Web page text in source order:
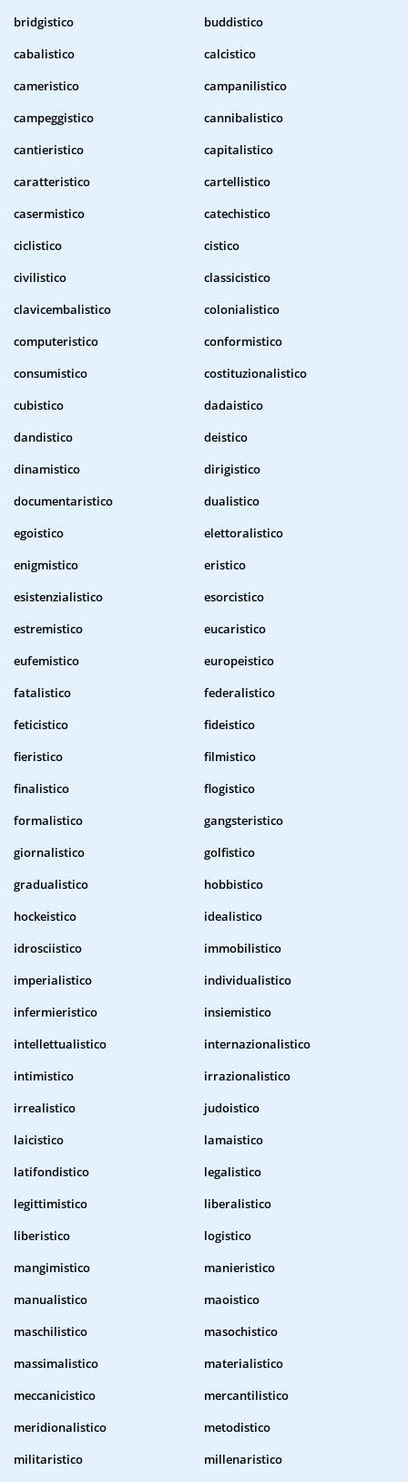
bridgistico
buddistico
cabalistico
calcistico
cameristico
campanilistico
campeggistico
cannibalistico
cantieristico
capitalistico
caratteristico
cartellistico
casermistico
catechistico
ciclistico
cistico
civilistico
classicistico
clavicembalistico
colonialistico
computeristico
conformistico
consumistico
costituzionalistico
cubistico
dadaistico
dandistico
deistico
dinamistico
dirigistico
documentaristico
dualistico
egoistico
elettoralistico
enigmistico
eristico
esistenzialistico
esorcistico
estremistico
eucaristico
eufemistico
europeistico
fatalistico
federalistico
feticistico
fideistico
fieristico
filmistico
finalistico
flogistico
formalistico
gangsteristico
giornalistico
golfistico
gradualistico
hobbistico
hockeistico
idealistico
idrosciistico
immobilistico
imperialistico
individualistico
infermieristico
insiemistico
intellettualistico
internazionalistico
intimistico
irrazionalistico
irrealistico
judoistico
laicistico
lamaistico
latifondistico
legalistico
legittimistico
liberalistico
liberistico
logistico
mangimistico
manieristico
manualistico
maoistico
maschilistico
masochistico
massimalistico
materialistico
meccanicistico
mercantilistico
meridionalistico
metodistico
militaristico
millenaristico